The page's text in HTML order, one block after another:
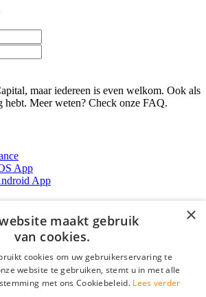
maar iedereen is even welkom. Ook als
hebt. Meer weten? Check onze FAQ.
App
App
×
maakt gebruik
van cookies.
cookies om uw gebruikerservaring te
website te gebruiken, stemt u in met alle
met ons Cookiebeleid. Lees verder